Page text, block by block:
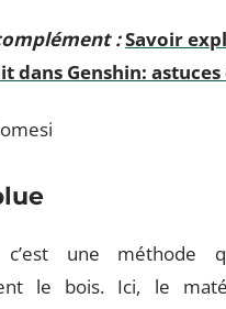
:Savoir
dans Genshin:
c’est une méthode
le bois. Ici, le